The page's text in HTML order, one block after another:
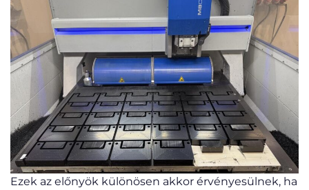
Ezek az előnyök különösen akkor érvényesülnek, ha